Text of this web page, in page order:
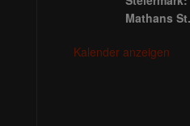
Mathans
Kalender anzeigen